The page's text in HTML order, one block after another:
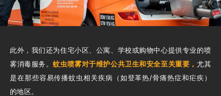
此外，我们还为住宅小区、公寓、学校或购物中心提供专业的喷
雾消毒服务。蚊虫喷雾对于维护公共卫生和安全至关重要， 尤其
是在那些容易传播蚊虫相关疾病（如登革热/骨痛热症和疟疾）
的地区。